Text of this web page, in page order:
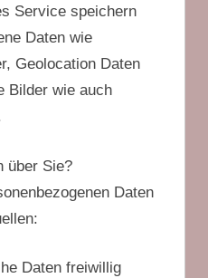
Service speichern
Daten wie
Geolocation Daten
Bilder wie auch
über Sie?
Daten
Daten freiwillig